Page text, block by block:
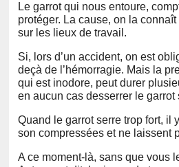
Le garrot qui nous entoure,
protéger. La cause, on la
sur les lieux de travail.
Si, lors d’un accident, on est
deçà de l’hémorragie. Mais la
qui est inodore, peut durer
en aucun cas desserrer le
Quand le garrot serre trop fort, il
son compressées et ne laissent
A ce moment-là, sans que vous